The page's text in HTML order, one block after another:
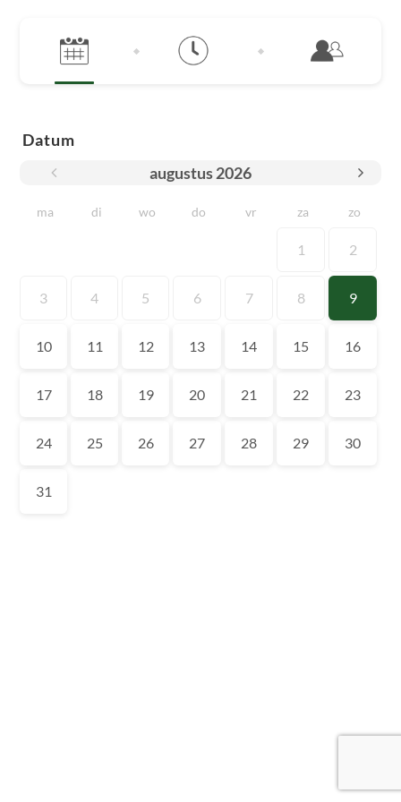
Datum
augustus2026
ma di wo do vr za zo
1 2
3 4 5 6 7 8 9
10 11 12 13 14 15 16
17 18 19 20 21 22 23
24 25 26 27 28 29 30
31